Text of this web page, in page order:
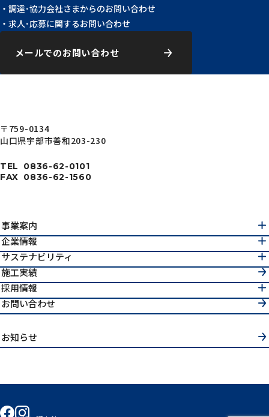
調達･協力会社さまからのお問い合わせ
求人･応募に関するお問い合わせ
メールでのお問い合わせ
〒759-0134
山口県宇部市善和203-230
TEL
0836-62-0101
FAX 0836-62-1560
事業案内
企業情報
サステナビリティ
施工実績
採用情報
お問い合わせ
お知らせ
facebookinstagram